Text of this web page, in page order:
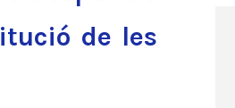
de les